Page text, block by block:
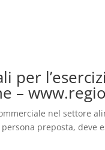
per
–
nel settore
preposta, deve